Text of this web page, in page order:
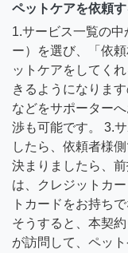
ペットケアを依頼
1.サービス一覧の
ー）を選び、「依
ットケアをしてく
きるようになりま
などをサポーター
渉も可能です。 3.
したら、依頼者様
決まりましたら、
は、クレジットカ
トカードをお持ち
そうすると、本契
が訪問して、ペッ